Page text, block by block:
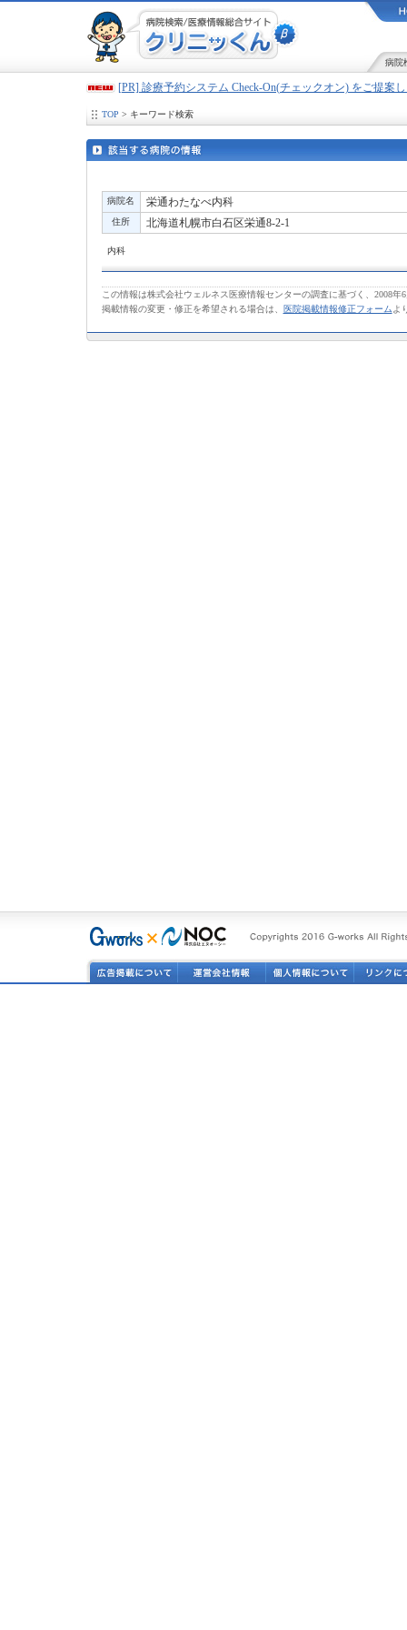
病院
[PR] 診療予約システム Check-On(チェックオン) をご提案
TOP > キーワード検索
病院名 栄通わたなべ内科
住所 北海道札幌市白石区栄通8-2-1
内科
この情報は株式会社ウェルネス医療情報センターの調査に基づく、2008年
掲載情報の変更・修正を希望される場合は、
医院掲載情報修正フォーム よ